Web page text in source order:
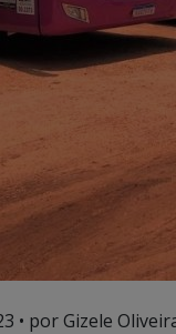
• por Gizele